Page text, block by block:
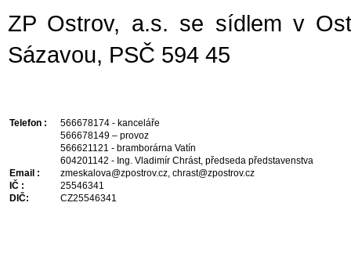
ZP Ostrov, a.s. se sídlem v
Sázavou, PSČ 594 45
Telefon :
566678174 - kanceláře
566678149 – provoz
566621121 - bramborárna Vatín
604201142 - Ing. Vladimír Chrást, předseda představenstva
Email :
zmeskalova@zpostrov.cz, chrast@zpostrov.cz
IČ :
25546341
DIČ:
CZ25546341